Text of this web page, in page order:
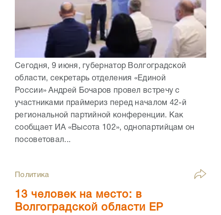
Сегодня, 9 июня, губернатор Волгоградской
области, секретарь отделения «Единой
России» Андрей Бочаров провел встречу с
участниками праймериз перед началом 42-й
региональной партийной конференции. Как
сообщает ИА «Высота 102», однопартийцам он
посоветовал...
Политика
13 человек на место: в
Волгоградской области ЕР